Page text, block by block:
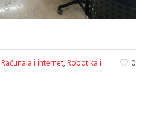
0
Računala i internet,Robotika i